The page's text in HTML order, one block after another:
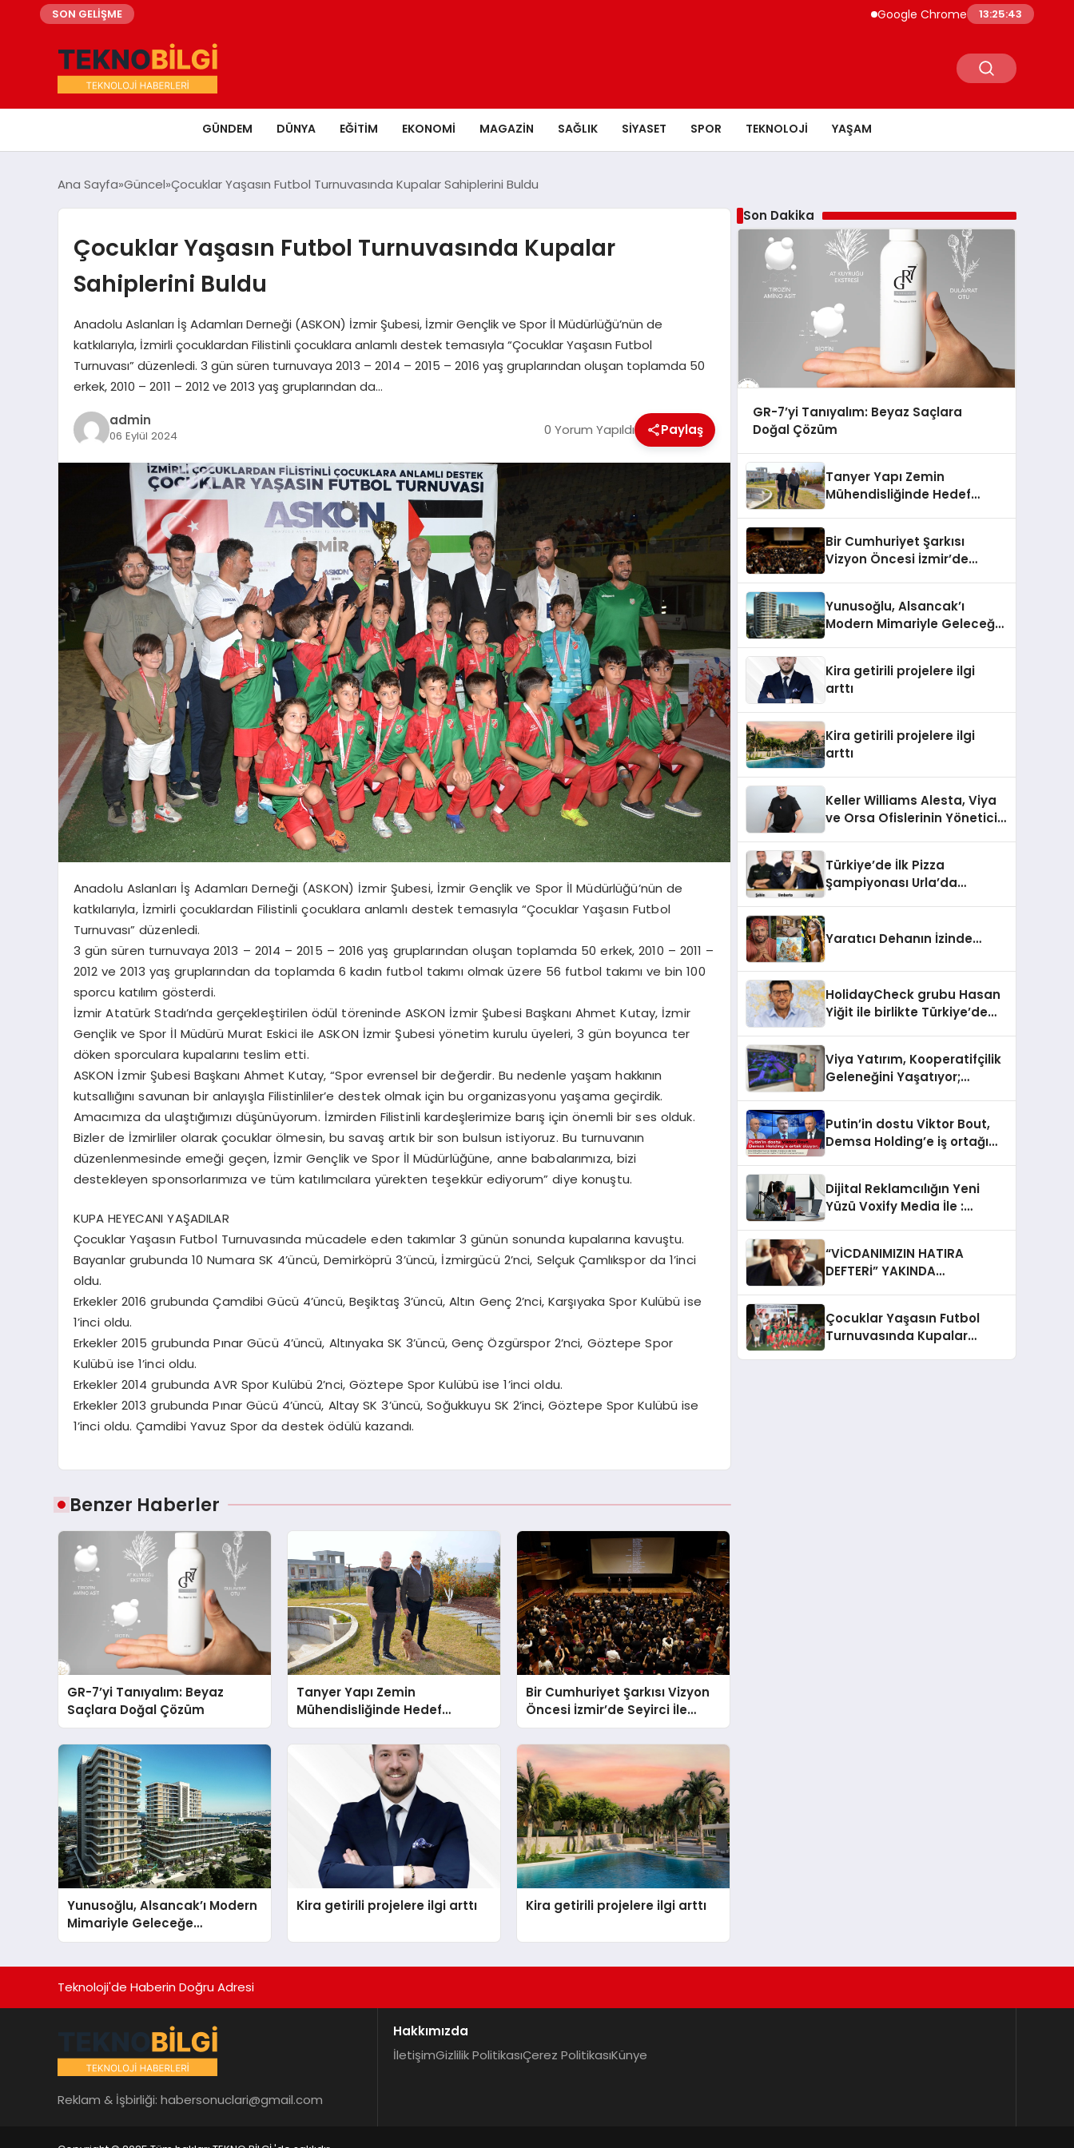
SON GELİŞME Google Chrome Yapay Zeka ile
13:25:44
GÜNDEM DÜNYA EĞITIM EKONOMI MAGAZIN SAĞLIK SIYASET SPOR TEKNOLOJI YAŞAM
Ana Sayfa Güncel Çocuklar Yaşasın Futbol Turnuvasında Kupalar Sahiplerini Buldu
Çocuklar Yaşasın Futbol Turnuvasında Kupalar
Sahiplerini Buldu
Anadolu Aslanları İş Adamları Derneği (ASKON) İzmir Şubesi, İzmir Gençlik ve Spor İl Müdürlüğü’nün de
katkılarıyla, İzmirli çocuklardan Filistinli çocuklara anlamlı destek temasıyla “Çocuklar Yaşasın Futbol
Turnuvası” düzenledi. 3 gün süren turnuvaya 2013 – 2014 – 2015 – 2016 yaş gruplarından oluşan toplamda 50
erkek, 2010 – 2011 – 2012 ve 2013 yaş gruplarından da…
admin
06 Eylül 2024 0 Yorum Yapıldı Paylaş
Anadolu Aslanları İş Adamları Derneği (ASKON) İzmir Şubesi, İzmir Gençlik ve Spor İl Müdürlüğü’nün de
katkılarıyla, İzmirli çocuklardan Filistinli çocuklara anlamlı destek temasıyla “Çocuklar Yaşasın Futbol
Turnuvası” düzenledi.
3 gün süren turnuvaya 2013 – 2014 – 2015 – 2016 yaş gruplarından oluşan toplamda 50 erkek, 2010 – 2011 –
2012 ve 2013 yaş gruplarından da toplamda 6 kadın futbol takımı olmak üzere 56 futbol takımı ve bin 100
sporcu katılım gösterdi.
İzmir Atatürk Stadı’nda gerçekleştirilen ödül töreninde ASKON İzmir Şubesi Başkanı Ahmet Kutay, İzmir
Gençlik ve Spor İl Müdürü Murat Eskici ile ASKON İzmir Şubesi yönetim kurulu üyeleri, 3 gün boyunca ter
döken sporculara kupalarını teslim etti.
ASKON İzmir Şubesi Başkanı Ahmet Kutay, “Spor evrensel bir değerdir. Bu nedenle yaşam hakkının
kutsallığını savunan bir anlayışla Filistinliler’e destek olmak için bu organizasyonu yaşama geçirdik.
Amacımıza da ulaştığımızı düşünüyorum. İzmirden Filistinli kardeşlerimize barış için önemli bir ses olduk.
Bizler de İzmirliler olarak çocuklar ölmesin, bu savaş artık bir son bulsun istiyoruz. Bu turnuvanın
düzenlenmesinde emeği geçen, İzmir Gençlik ve Spor İl Müdürlüğüne, anne babalarımıza, bizi
destekleyen sponsorlarımıza ve tüm katılımcılara yürekten teşekkür ediyorum” diye konuştu.
KUPA HEYECANI YAŞADILAR
Çocuklar Yaşasın Futbol Turnuvasında mücadele eden takımlar 3 günün sonunda kupalarına kavuştu.
Bayanlar grubunda 10 Numara SK 4’üncü, Demirköprü 3’üncü, İzmirgücü 2’nci, Selçuk Çamlıkspor da 1’inci
oldu.
Erkekler 2016 grubunda Çamdibi Gücü 4’üncü, Beşiktaş 3’üncü, Altın Genç 2’nci, Karşıyaka Spor Kulübü ise
1’inci oldu.
Erkekler 2015 grubunda Pınar Gücü 4’üncü, Altınyaka SK 3’üncü, Genç Özgürspor 2’nci, Göztepe Spor
Kulübü ise 1’inci oldu.
Erkekler 2014 grubunda AVR Spor Kulübü 2’nci, Göztepe Spor Kulübü ise 1’inci oldu.
Erkekler 2013 grubunda Pınar Gücü 4’üncü, Altay SK 3’üncü, Soğukkuyu SK 2’inci, Göztepe Spor Kulübü ise
1’inci oldu. Çamdibi Yavuz Spor da destek ödülü kazandı.
Benzer Haberler
GR-7’yi Tanıyalım: Beyaz
Saçlara Doğal Çözüm
Tanyer Yapı Zemin
Mühendisliğinde Hedef
Büyüttü
Bir Cumhuriyet Şarkısı Vizyon
Öncesi İzmir’de Seyirci İle
Buluştu
Yunusoğlu, Alsancak’ı Modern
Mimariyle Geleceğe
Taşıyacak
Kira getirili projelere ilgi arttı Kira getirili projelere ilgi arttı
Son Dakika
GR-7’yi Tanıyalım: Beyaz Saçlara
Doğal Çözüm
Tanyer Yapı Zemin
Mühendisliğinde Hedef
Bir Cumhuriyet Şarkısı
Vizyon Öncesi İzmir’de
Yunusoğlu, Alsancak’ı
Modern Mimariyle Geleceğe
Kira getirili projelere ilgi
arttı
Kira getirili projelere ilgi
arttı
Keller Williams Alesta, Viya
ve Orsa Ofislerinin Yönetici
Rolü Üstlendik”
Türkiye’de İlk Pizza
Şampiyonası Urla’da
Yaratıcı Dehanın İzinde…
HolidayCheck grubu Hasan
Yiğit ile birlikte Türkiye’de
Viya Yatırım, Kooperatifçilik
Geleneğini Yaşatıyor;
Putin’in dostu Viktor Bout,
Demsa Holding’e iş ortağı
Dijital Reklamcılığın Yeni
Yüzü Voxify Media İle :
“VİCDANIMIZIN HATIRA
DEFTERİ” YAKINDA
Çocuklar Yaşasın Futbol
Turnuvasında Kupalar
Teknoloji'de Haberin Doğru Adresi
Reklam & İşbirliği: habersonuclari@gmail.com
Hakkımızda
İletişimGizlilik PolitikasıÇerez PolitikasıKünye